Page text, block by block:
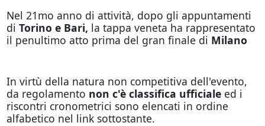
Nel 21mo anno di attività, dopo gli appuntamenti
di Torino e Bari, la tappa veneta ha rappresentato
il penultimo atto prima del gran finale di Milano
In virtù della natura non competitiva dell'evento,
da regolamento non c'è classifica ufficialeed i
riscontri cronometrici sono elencati in ordine
alfabetico nel link sottostante.